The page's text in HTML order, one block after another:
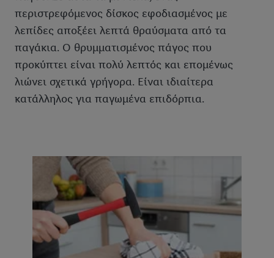
περιστρεφόμενος δίσκος εφοδιασμένος με
λεπίδες αποξέει λεπτά θραύσματα από τα
παγάκια. Ο θρυμματισμένος πάγος που
προκύπτει είναι πολύ λεπτός και επομένως
λιώνει σχετικά γρήγορα. Είναι ιδιαίτερα
κατάλληλος για παγωμένα επιδόρπια.